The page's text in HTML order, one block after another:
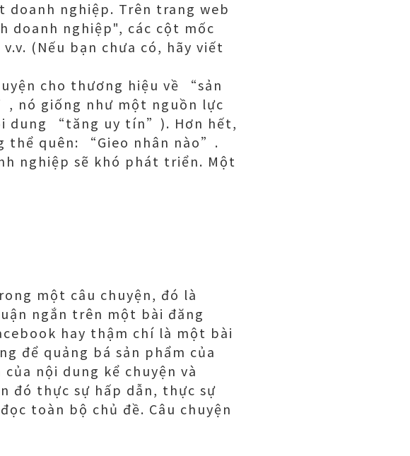
nghiệp. Trên trang web
doanh nghiệp", các cột mốc
(Nếu bạn chưa có, hãy viết
cho thương hiệu về “sản
nó giống như một nguồn lực
dung “tăng uy tín”). Hơn hết,
thể quên: “Gieo nhân nào”.
nghiệp sẽ khó phát triển. Một
một câu chuyện, đó là
ngắn trên một bài đăng
hay thậm chí là một bài
để quảng bá sản phẩm của
nội dung kể chuyện và
đó thực sự hấp dẫn, thực sự
toàn bộ chủ đề. Câu chuyện